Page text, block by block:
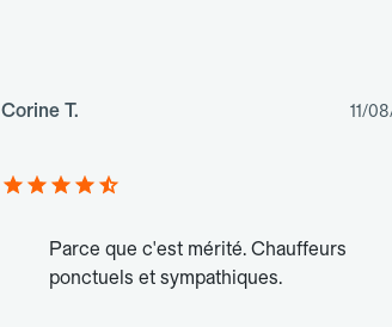
Corine T. 11/
Parce que c'est mérité. Chauffeurs
ponctuels et sympathiques.